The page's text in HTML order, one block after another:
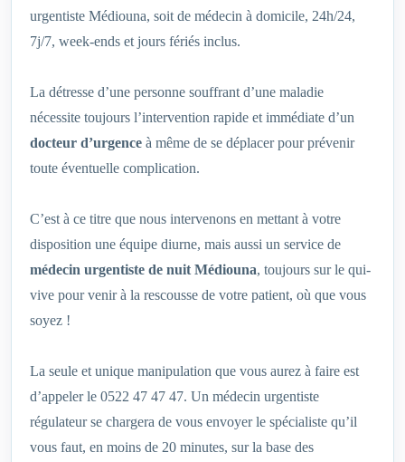
urgentiste Médiouna, soit de médecin à domicile, 24h/24,
7j/7, week-ends et jours fériés inclus.
La détresse d’une personne souffrant d’une maladie
nécessite toujours l’intervention rapide et immédiate d’un
docteur d’urgence à même de se déplacer pour prévenir
toute éventuelle complication.
C’est à ce titre que nous intervenons en mettant à votre
disposition une équipe diurne, mais aussi un service de
médecin urgentiste de nuit Médiouna, toujours sur le qui-
vive pour venir à la rescousse de votre patient, où que vous
soyez !
La seule et unique manipulation que vous aurez à faire est
d’appeler le 0522 47 47 47. Un médecin urgentiste
régulateur se chargera de vous envoyer le spécialiste qu’il
vous faut, en moins de 20 minutes, sur la base des